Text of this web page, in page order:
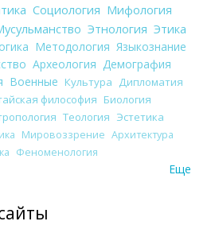
Социология Мифология
Этнология Этика
Методология Языкознание
Археология Демография
Военные Культура
Дипломатия
философия Биология
Теология Эстетика
Мировоззрение Архитектура
Феноменология
Еще